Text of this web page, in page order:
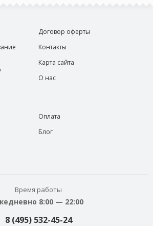
Договор оферты
Контакты
Карта сайта
О нас
Оплата
Блог
Время работы
8:00 — 22:00
8 (495) 532-45-24